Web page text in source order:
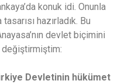
konuk idi. Onunla
hazırladık. Bu
devlet biçimini
Devletinin hükümet